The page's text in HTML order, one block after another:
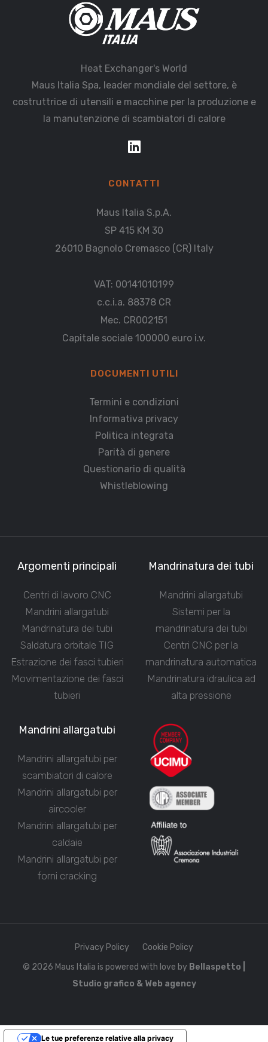
Heat Exchanger's World
Maus Italia Spa, leader mondiale del settore, è
costruttrice di utensili e macchine per la produzione e
la manutenzione di scambiatori di calore
CONTATTI
Maus Italia S.p.A.
SP 415 KM 30
26010 Bagnolo Cremasco (CR) Italy
VAT: 00141010199
c.c.i.a. 88378 CR
Mec. CR002151
Capitale sociale 100000 euro i.v.
DOCUMENTI UTILI
Termini e condizioni
Informativa privacy
Politica integrata
Parità di genere
Questionario di qualità
Whistleblowing
Argomenti principali
Centri di lavoro CNC
Mandrini allargatubi
Mandrinatura dei tubi
Saldatura orbitale TIG
Estrazione dei fasci tubieri
Movimentazione dei fasci
tubieri
Mandrinatura dei tubi
Mandrini allargatubi
Sistemi per la
mandrinatura dei tubi
Centri CNC per la
mandrinatura automatica
Mandrinatura idraulica ad
alta pressione
Mandrini allargatubi
Mandrini allargatubi per
scambiatori di calore
Mandrini allargatubi per
aircooler
Mandrini allargatubi per
caldaie
Mandrini allargatubi per
forni cracking
© 2026 Maus Italia is powered with love by Bellaspetto |
Studio grafico & Web agency
Privacy Policy Cookie Policy
Le tue preferenze relative alla privacy